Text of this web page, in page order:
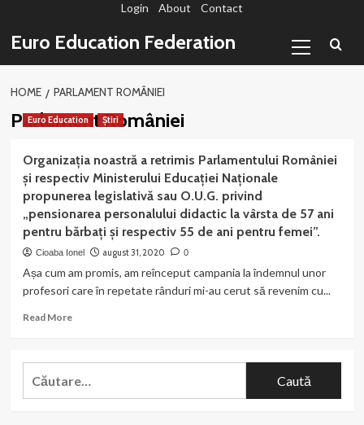
conținut
Login About Contact
Euro Education Federation
Menu
HOME PARLAMENT ROMÂNIEI
Parlament României
Euro Education Știri
Organizația noastră a retrimis Parlamentului României
și respectiv Ministerului Educației Naționale
propunerea legislativă sau O.U.G. privind
„pensionarea personalului didactic la vârsta de 57 ani
pentru bărbați și respectiv 55 de ani pentru femei”.
Cioaba Ionel august 31, 2020 0
Așa cum am promis, am reînceput campania la îndemnul unor
profesori care în repetate rânduri mi-au cerut să revenim cu...
Read MoreRead
Organizația
noastră
Caută